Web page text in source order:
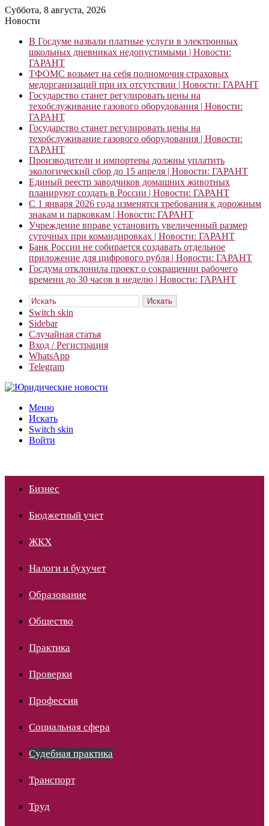
Суббота, 8 августа, 2026
Новости
В Госдуме назвали платные услуги в электронных
школьных дневниках недопустимыми | Новости:
ГАРАНТ
ТФОМС возьмет на себя полномочия страховых
медорганизаций при их отсутствии | Новости: ГАРАНТ
Государство станет регулировать цены на
техобслуживание газового оборудования | Новости:
ГАРАНТ
Государство станет регулировать цены на
техобслуживание газового оборудования | Новости:
ГАРАНТ
Производители и импортеры должны уплатить
экологический сбор до 15 апреля | Новости: ГАРАНТ
Единый реестр заводчиков домашних животных
планируют создать в России | Новости: ГАРАНТ
С 1 января 2026 года изменятся требования к дорожным
знакам и парковкам | Новости: ГАРАНТ
Учреждение вправе установить увеличенный размер
суточных при командировках | Новости: ГАРАНТ
Банк России не собирается создавать отдельное
приложение для цифрового рубля | Новости: ГАРАНТ
Госдума отклонила проект о сокращении рабочего
времени до 30 часов в неделю | Новости: ГАРАНТ
Искать
Switch skin
Sidebar
Случайная статья
Вход / Регистрация
WhatsApp
Telegram
Меню
Искать
Switch skin
Войти
Бизнес
Бюджетный учет
ЖКХ
Налоги и бухучет
Образование
Общество
Практика
Проверки
Профессия
Социальная сфера
Судебная практика
Транспорт
Труд